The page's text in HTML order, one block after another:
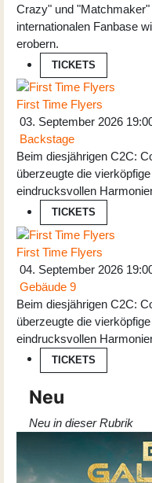
Crazy" und
internationalen Fanbase
erobern.
TICKETS
First Time Flyers
03. September 2026
Backstage
Beim diesjährigen C2C:
überzeugte die
eindrucksvollen
TICKETS
First Time Flyers
04. September 2026
Gebäude 9
Beim diesjährigen C2C:
überzeugte die
eindrucksvollen
TICKETS
Neu
Neu in dieser Rubrik